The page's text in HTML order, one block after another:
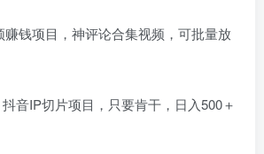
赚钱项目，神评论合集视频，可批量放
音IP切片项目，只要肯干，日入500＋